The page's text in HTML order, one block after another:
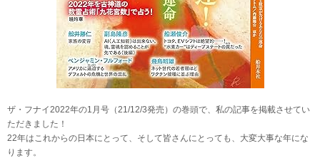
ザ・フナイ2022年の1月号（21/12/3発売）の巻頭で、私の記事を掲載させてい
ただきました！
22年はこれからの日本にとって、そして皆さんにとっても、大変大事な年にな
ります。